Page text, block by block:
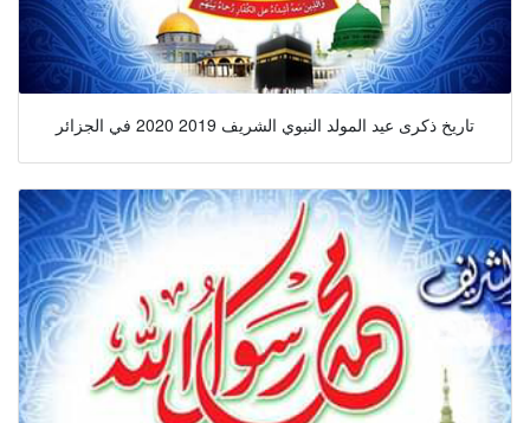
تاريخ ذكرى عيد المولد النبوي الشريف 2019 2020 في الجزائر